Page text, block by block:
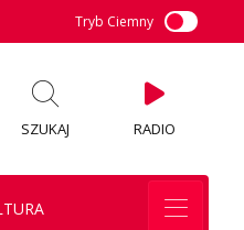
Tryb Ciemny
SZUKAJ RADIO